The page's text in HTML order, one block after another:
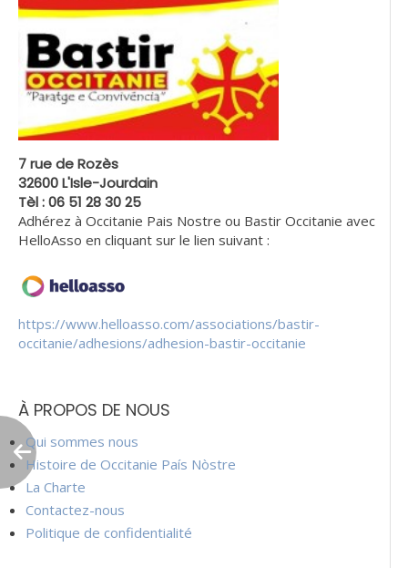
7 rue de Rozès
32600 L'Isle-Jourdain
Tèl : 06 51 28 30 25
Adhérez à Occitanie Pais Nostre ou Bastir Occitanie avec
HelloAsso en cliquant sur le lien suivant :
https://www.helloasso.com/associations/bastir-
occitanie/adhesions/adhesion-bastir-occitanie
À PROPOS DE NOUS
Qui sommes nous
Histoire de Occitanie País Nòstre
La Charte
Contactez-nous
Politique de confidentialité